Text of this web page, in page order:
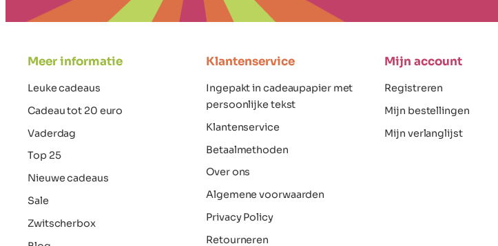
Meer informatie
Leuke cadeaus
Cadeau tot 20 euro
Vaderdag
Top 25
Nieuwe cadeaus
Sale
Zwitscherbox
Klantenservice
Ingepakt in cadeaupapier met
persoonlijke tekst
Klantenservice
Betaalmethoden
Over ons
Algemene voorwaarden
Privacy Policy
Retourneren
Mijn account
Registreren
Mijn bestellingen
Mijn verlanglijst